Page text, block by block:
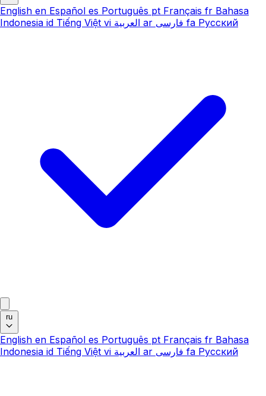
English en Español es Português pt Français fr Bahasa
Indonesia id Tiếng Việt vi العربية ar فارسی fa Русский
ru
English en Español es Português pt Français fr Bahasa
Indonesia id Tiếng Việt vi العربية ar فارسی fa Русский